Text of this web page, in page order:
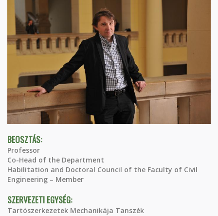
BEOSZTÁS:
Professor
Co-Head of the Department
Habilitation and Doctoral Council of the Faculty of Civil
Engineering – Member
SZERVEZETI EGYSÉG:
Tartószerkezetek Mechanikája Tanszék